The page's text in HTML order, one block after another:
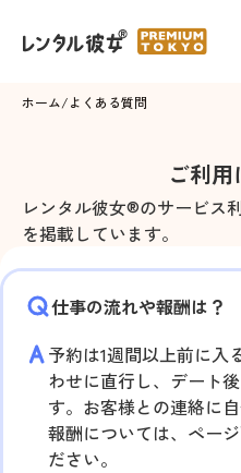
ホーム/よくある質問
ご利
レンタル彼女®のサービス
を掲載しています。
仕事の流れや報酬は？
予約は1週間以上前に入
わせに直行し、デート
す。お客様との連絡に
報酬については、ペー
ださい。